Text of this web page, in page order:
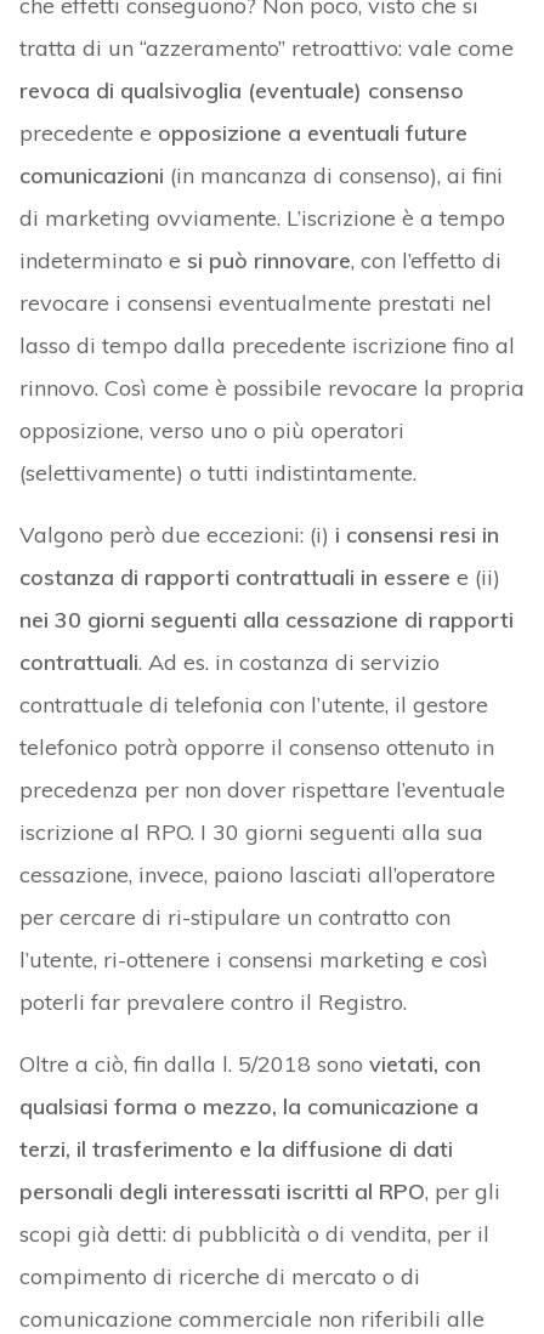
tratta di un “azzeramento” retroattivo: vale come
revoca di qualsivoglia (eventuale) consenso
precedente e opposizione a eventuali future
comunicazioni (in mancanza di consenso), ai fini
di marketing ovviamente. L’iscrizione è a tempo
indeterminato e si può rinnovare, con l’effetto di
revocare i consensi eventualmente prestati nel
lasso di tempo dalla precedente iscrizione fino al
rinnovo. Così come è possibile revocare la propria
opposizione, verso uno o più operatori
(selettivamente) o tutti indistintamente.
Valgono però due eccezioni: (i) i consensi resi in
costanza di rapporti contrattuali in essere e (ii)
nei 30 giorni seguenti alla cessazione di rapporti
contrattuali. Ad es. in costanza di servizio
contrattuale di telefonia con l’utente, il gestore
telefonico potrà opporre il consenso ottenuto in
precedenza per non dover rispettare l’eventuale
iscrizione al RPO. I 30 giorni seguenti alla sua
cessazione, invece, paiono lasciati all’operatore
per cercare di ri-stipulare un contratto con
l’utente, ri-ottenere i consensi marketing e così
poterli far prevalere contro il Registro.
Oltre a ciò, fin dalla l. 5/2018 sono vietati, con
qualsiasi forma o mezzo, la comunicazione a
terzi, il trasferimento e la diffusione di dati
personali degli interessati iscritti al RPO, per gli
scopi già detti: di pubblicità o di vendita, per il
compimento di ricerche di mercato o di
comunicazione commerciale non riferibili alle